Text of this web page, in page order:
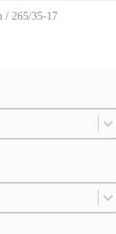
/ 265/35-17